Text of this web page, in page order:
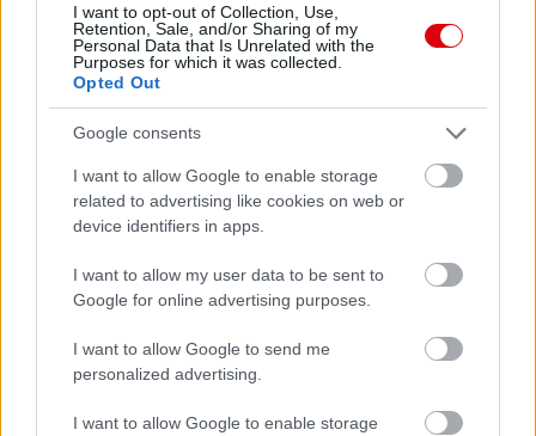
I want to opt-out of Collection, Use,
Retention, Sale, and/or Sharing of my
Personal Data that Is Unrelated with the
Purposes for which it was collected.
Opted Out
Google consents
I want to allow Google to enable storage
related to advertising like cookies on web or
device identifiers in apps.
I want to allow my user data to be sent to
Google for online advertising purposes.
I want to allow Google to send me
personalized advertising.
I want to allow Google to enable storage
Meccs Center
Paris Saint-Germainvs
Manchester United
Felkészülési szezon 4. mérkőzés
Nya Ullevi, Göteborg